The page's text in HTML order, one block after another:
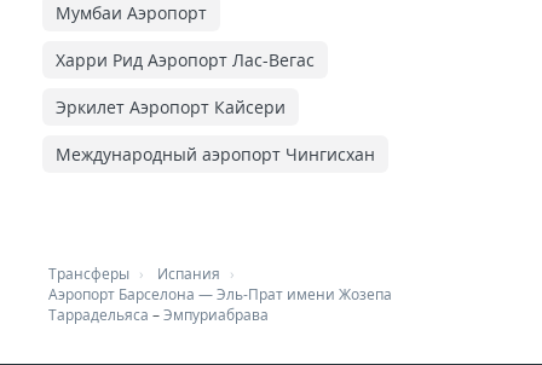
Мумбаи Аэропорт
Харри Рид Аэропорт Лас-Вегас
Эркилет Аэропорт Кайсери
Международный аэропорт Чингисхан
Трансферы
Испания
Аэропорт Барселона — Эль-Прат имени Жозепа
Таррадельяса –Эмпуриабрава